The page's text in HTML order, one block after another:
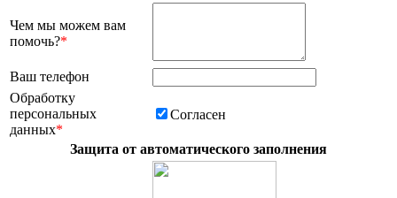
Чем мы можем вам
помочь?*
Ваш телефон
Обработку
персональных
данных*
Согласен
Защита от автоматического заполнения